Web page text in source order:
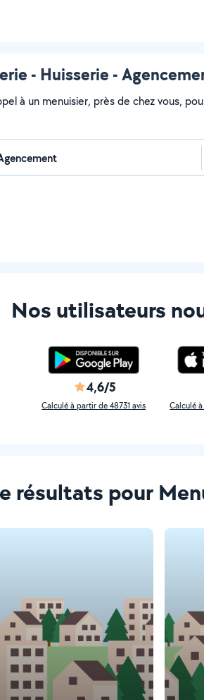
- Huisserie -
à un menuisier, près de chez vous,
Nos utilisateurs
4,6/5
Calculé à partir de 48731 avis Calculé
résultats pour